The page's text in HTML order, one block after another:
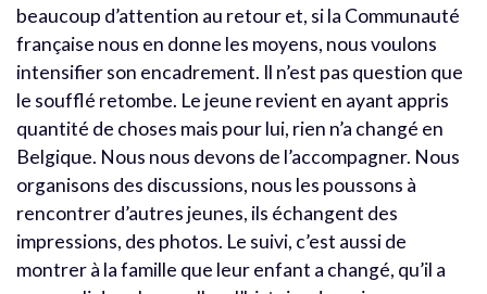
beaucoup d’attention au retour et, si la Communauté
française nous en donne les moyens, nous voulons
intensifier son encadrement. Il n’est pas question que
le soufflé retombe. Le jeune revient en ayant appris
quantité de choses mais pour lui, rien n’a changé en
Belgique. Nous nous devons de l’accompagner. Nous
organisons des discussions, nous les poussons à
rencontrer d’autres jeunes, ils échangent des
impressions, des photos. Le suivi, c’est aussi de
montrer à la famille que leur enfant a changé, qu’il a